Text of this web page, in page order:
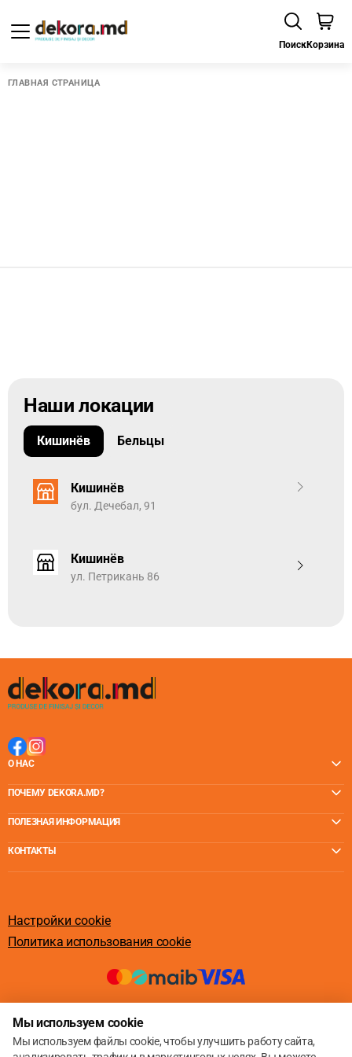
ПоискКорзина
ГЛАВНАЯ СТРАНИЦА
Наши локации
Кишинёв Бельцы
Кишинёв
бул. Дечебал, 91
Кишинёв
ул. Петрикань 86
О НАС
ПОЧЕМУ DEKORA.MD?
ПОЛЕЗНАЯ ИНФОРМАЦИЯ
КОНТАКТЫ
Настройки cookie
Политика использования cookie
Мы используем cookie
Мы используем файлы cookie, чтобы улучшить работу сайта,